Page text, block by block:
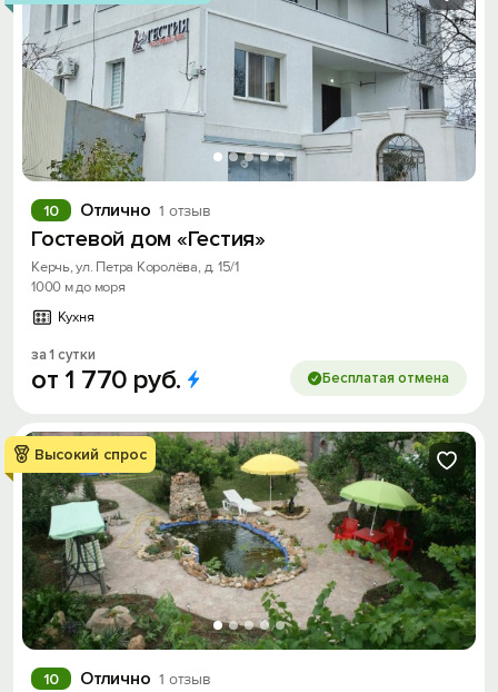
Отлично 1 отзыв
10
Гостевой дом «Гестия»
Керчь, ул. Петра Королёва, д. 15/1
1000 м до моря
Кухня
за 1 сутки
от 1 770 руб. Бесплатая отмена
Высокий спрос
Отлично 1 отзыв
10